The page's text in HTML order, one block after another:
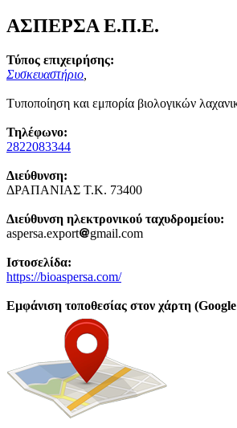
ΑΣΠΕΡΣΑ Ε.Π.Ε.
Τύπος επιχειρήσης:
Συσκευαστήριο
Τυποποίηση και εμπορία βιολογικών
Τηλέφωνο:
2822083344
Διεύθυνση:
ΔΡΑΠΑΝΙΑΣ Τ.Κ. 73400
Διεύθυνση ηλεκτρονικού ταχυδρομείου:
aspersa.export
gmail.com
Ιστοσελίδα:
https://bioaspersa.com/
Εμφάνιση τοποθεσίας στον χάρτη